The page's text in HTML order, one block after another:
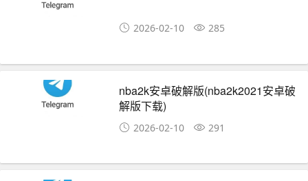
2026-02-10 285
nba2k安卓破解版(nba2k2021安卓破
解版下载)
2026-02-10 291